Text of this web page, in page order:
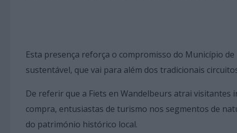
Esta presença reforça o compromisso do Município
sustentável, que vai para além dos tradicionais
De referir que a Fiets en Wandelbeurs atrai visitantes
compra, entusiastas de turismo nos segmentos de
do património histórico local.